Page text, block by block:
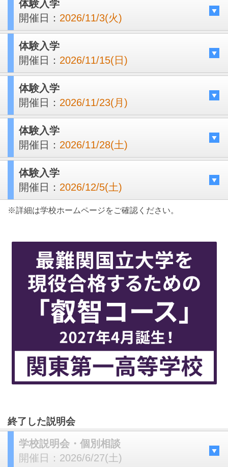
体験入学
開催日： 2026/11/3(火)
体験入学
開催日： 2026/11/15(日)
体験入学
開催日： 2026/11/23(月)
体験入学
開催日： 2026/11/28(土)
体験入学
開催日： 2026/12/5(土)
※詳細は学校ホームページをご確認ください。
終了した説明会
学校説明会・個別相談
開催日： 2026/6/27(土)